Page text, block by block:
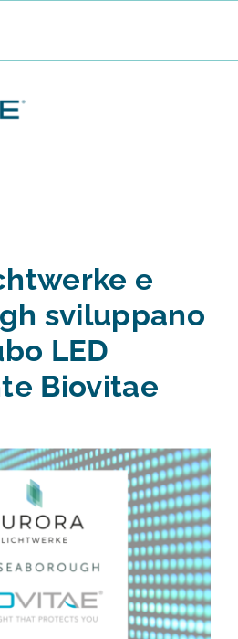
e
sviluppano
LED
Biovitae